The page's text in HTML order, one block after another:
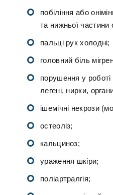
побіління або
та нижньої частини
пальці рук холодні;
головний біль
порушення у роботі
легені, нирки,
ішемічні некрози
остеоліз;
кальциноз;
ураження шкіри;
поліартралгія;